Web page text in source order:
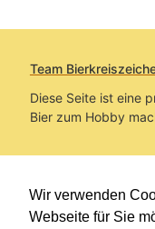
Wir verwenden
Webseite für Sie
Team
Diese Seite ist eine
Bier zum Hobby
Sie befinden sich
im Pfad:Übers Bier/